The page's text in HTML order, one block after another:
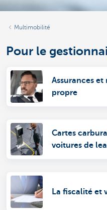
Multimobilité
Pour le
Assurances
propre
Cartes
voitures de
La fiscalité et